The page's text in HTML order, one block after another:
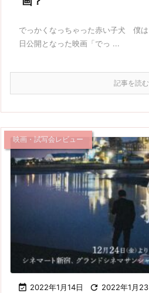
でっかくなっちゃった赤い子犬 僕
日公開となった映画「でっ ...
記事を読む
 2022年1月14日  2022年1月23
映画・試写会レビュー